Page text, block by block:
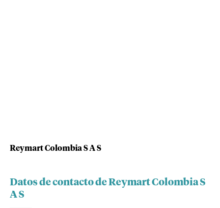
Reymart Colombia S A S
Datos de contacto de Reymart Colombia S
A S